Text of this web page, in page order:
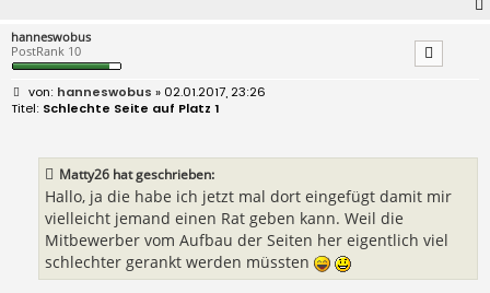
hanneswobus
PostRank 10
B
e
hanneswobus » 02.01.2017, 23:26
Schlechte Seite auf Platz 1
Matty26 hat geschrieben:
Hallo, ja die habe ich jetzt mal dort eingefügt damit mir
vielleicht jemand einen Rat geben kann. Weil die
Mitbewerber vom Aufbau der Seiten her eigentlich viel
schlechter gerankt werden müssten